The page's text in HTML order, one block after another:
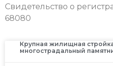
Свидетельство о
68080
Крупная жилищная
многострадальный